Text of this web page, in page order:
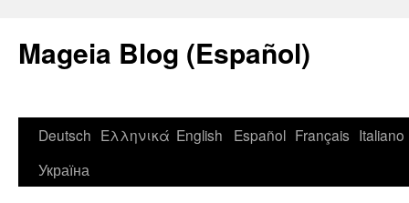
Mageia Blog (Español)
Deutsch Ελληνικά English Español Français Italiano
Україна